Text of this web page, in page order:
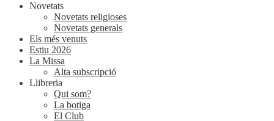
Novetats
Novetats religioses
Novetats generals
Els més venuts
Estiu 2026
La Missa
Alta subscripció
Llibreria
Qui som?
La botiga
El Club